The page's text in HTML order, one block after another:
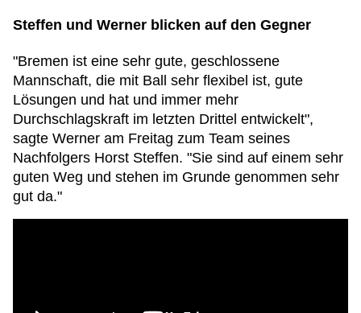
Steffen und Werner blicken auf den Gegner
"Bremen ist eine sehr gute, geschlossene
Mannschaft, die mit Ball sehr flexibel ist, gute
Lösungen und hat und immer mehr
Durchschlagskraft im letzten Drittel entwickelt",
sagte Werner am Freitag zum Team seines
Nachfolgers Horst Steffen. "Sie sind auf einem sehr
guten Weg und stehen im Grunde genommen sehr
gut da."